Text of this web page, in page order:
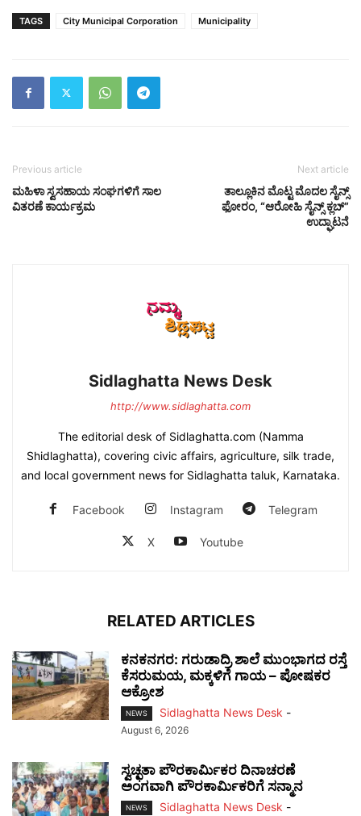
TAGS City Municipal Corporation Municipality
Previous article
ಮಹಿಳಾ ಸ್ವಸಹಾಯ ಸಂಘಗಳಿಗೆ ಸಾಲ
ವಿತರಣೆ ಕಾರ್ಯಕ್ರಮ
Next article
ತಾಲ್ಲೂಕಿನ ಮೊಟ್ಟ ಮೊದಲ ಸೈನ್ಸ್
ಫೋರಂ, “ಆರೋಹಿ ಸೈನ್ಸ್ ಕ್ಲಬ್”
ಉದ್ಘಾಟನೆ
Sidlaghatta News Desk
http://www.sidlaghatta.com
The editorial desk of Sidlaghatta.com (Namma
Shidlaghatta), covering civic affairs, agriculture, silk trade,
and local government news for Sidlaghatta taluk, Karnataka.
Facebook Instagram Telegram
X Youtube
RELATED ARTICLES
ಕನಕನಗರ: ಗರುಡಾದ್ರಿ ಶಾಲೆ ಮುಂಭಾಗದ ರಸ್ತೆ
ಕೆಸರುಮಯ, ಮಕ್ಕಳಿಗೆ ಗಾಯ – ಪೋಷಕರ
ಆಕ್ರೋಶ
NEWS Sidlaghatta News Desk -
August 6, 2026
ಸ್ವಚ್ಛತಾ ಪೌರಕಾರ್ಮಿಕರ ದಿನಾಚರಣೆ
ಅಂಗವಾಗಿ ಪೌರಕಾರ್ಮಿಕರಿಗೆ ಸನ್ಮಾನ
NEWS Sidlaghatta News Desk -